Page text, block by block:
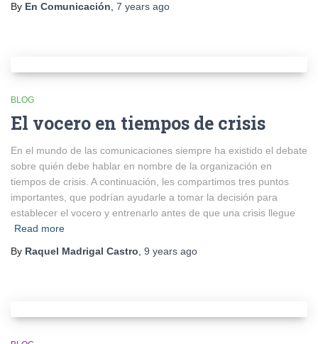
By En Comunicación, 7 years ago
BLOG
El vocero en tiempos de crisis
En el mundo de las comunicaciones siempre ha existido el debate
sobre quién debe hablar en nombre de la organización en
tiempos de crisis. A continuación, les compartimos tres puntos
importantes, que podrían ayudarle a tomar la decisión para
establecer el vocero y entrenarlo antes de que una crisis llegue
Read more
By Raquel Madrigal Castro, 9 years ago